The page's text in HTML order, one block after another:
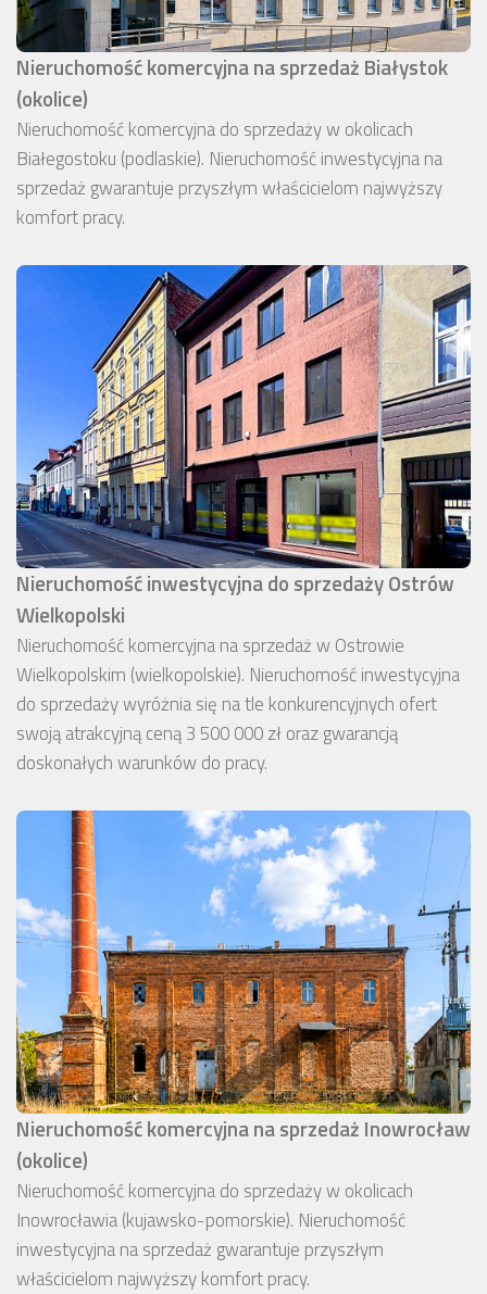
Nieruchomość komercyjna na sprzedaż Białystok
(okolice)
Nieruchomość komercyjna do sprzedaży w okolicach
Białegostoku (podlaskie). Nieruchomość inwestycyjna na
sprzedaż gwarantuje przyszłym właścicielom najwyższy
komfort pracy.
Nieruchomość inwestycyjna do sprzedaży Ostrów
Wielkopolski
Nieruchomość komercyjna na sprzedaż w Ostrowie
Wielkopolskim (wielkopolskie). Nieruchomość inwestycyjna
do sprzedaży wyróżnia się na tle konkurencyjnych ofert
swoją atrakcyjną ceną 3 500 000 zł oraz gwarancją
doskonałych warunków do pracy.
Nieruchomość komercyjna na sprzedaż Inowrocław
(okolice)
Nieruchomość komercyjna do sprzedaży w okolicach
Inowrocławia (kujawsko-pomorskie). Nieruchomość
inwestycyjna na sprzedaż gwarantuje przyszłym
właścicielom najwyższy komfort pracy.